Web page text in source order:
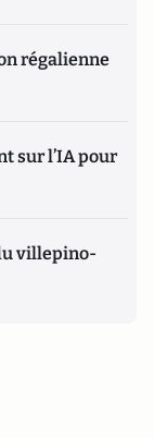
régalienne
sur l’IA pour
villepino-